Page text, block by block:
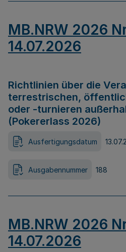
MB.NRW 2026
14.07.2026
Richtlinien über die
terrestrischen,
oder -turnieren
(Pokererlass 2026)
Ausfertigungsdatum
Ausgabennummer 188
MB.NRW 2026
14.07.2026